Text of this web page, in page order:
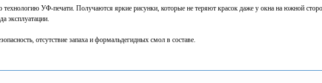
УФ-печати. Получаются яркие рисунки, которые не теряют красок даже у окна на южной
эксплуатации.
отсутствие запаха и формальдегидных смол в составе.